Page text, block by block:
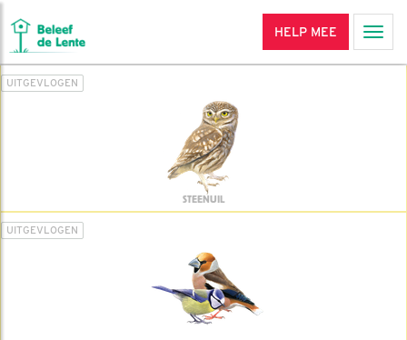
HELP MEE
UITGEVLOGEN
STEENUIL
UITGEVLOGEN